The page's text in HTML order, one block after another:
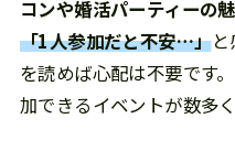
コンや婚活パーティーの
「1人参加だと不安…」
を読めば心配は不要です
加できるイベントが数多